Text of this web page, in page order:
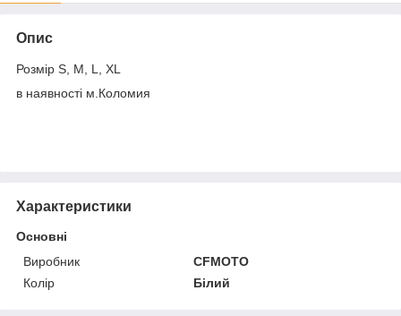
Опис
Розмір S, M, L, XL
в наявності м.Коломия
Характеристики
Основні
Виробник
CFMOTO
Колір
Білий